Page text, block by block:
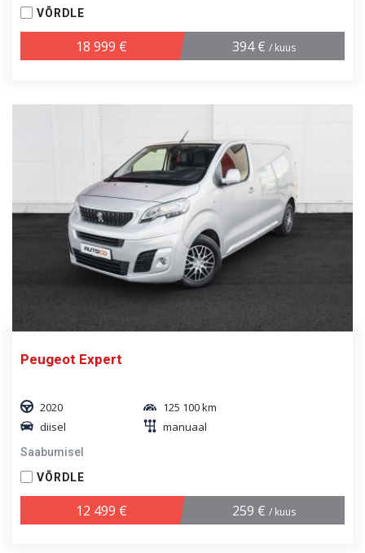
VÕRDLE
18 999 € 394 € / kuus
Peugeot Expert
2020
125 100 km
diisel
manuaal
Saabumisel
VÕRDLE
12 499 € 259 € / kuus